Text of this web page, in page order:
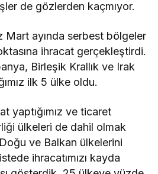
de gözlerden kaçmıyor.
Mart ayında serbest bölgeler
ihracat gerçekleştirdi.
Birleşik Krallık ve Irak
ilk 5 ülke oldu.
yaptığımız ve ticaret
ülkeleri de dahil olmak
ve Balkan ülkelerini
ihracatımızı kayda